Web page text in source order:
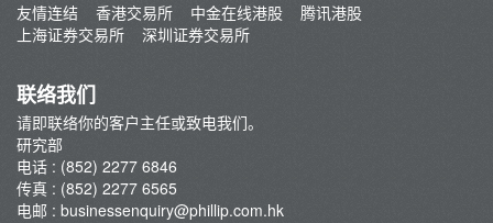
友情连结
香港交易所 中金在线港股
腾讯港股
上海证券交易所
深圳证券交易所
联络我们
请即联络你的客户主任或致电我们。
研究部
电话 : (852) 2277 6846
传真 : (852) 2277 6565
电邮 : businessenquiry@phillip.com.hk